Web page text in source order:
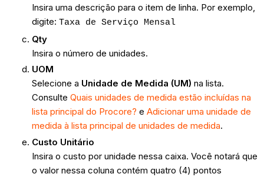
Insira uma descrição para o item de linha. Por exemplo,
digite: Taxa de Serviço Mensal
Qty
Insira o número de unidades.
UOM
Selecione a Unidade de Medida (UM) na lista.
Consulte Quais unidades de medida estão incluídas na
lista principal do Procore? e Adicionar uma unidade de
medida à lista principal de unidades de medida.
Custo Unitário
Insira o custo por unidade nessa caixa. Você notará que
o valor nessa coluna contém quatro (4) pontos